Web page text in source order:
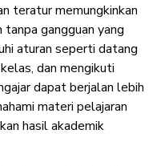
teratur memungkinkan
gangguan yang
aturan seperti datang
dan mengikuti
dapat berjalan lebih
materi pelajaran
hasil akademik